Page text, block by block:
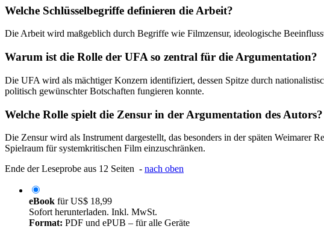
Welche Schlüsselbegriffe definieren die Arbeit?
Die Arbeit wird maßgeblich durch Begriffe wie Filmzensur, ideologische
Warum ist die Rolle der UFA so zentral für die Argumentation?
Die UFA wird als mächtiger Konzern identifiziert, dessen Spitze durch
politisch gewünschter Botschaften fungieren konnte.
Welche Rolle spielt die Zensur in der Argumentation des Autors?
Die Zensur wird als Instrument dargestellt, das besonders in der späten Weimarer
Spielraum für systemkritischen Film einzuschränken.
Ende der Leseprobe aus 12 Seiten - nach oben
eBook fürUS$ 18,99
Sofort herunterladen. Inkl. MwSt.
Format: PDF und ePUB – für alle Geräte